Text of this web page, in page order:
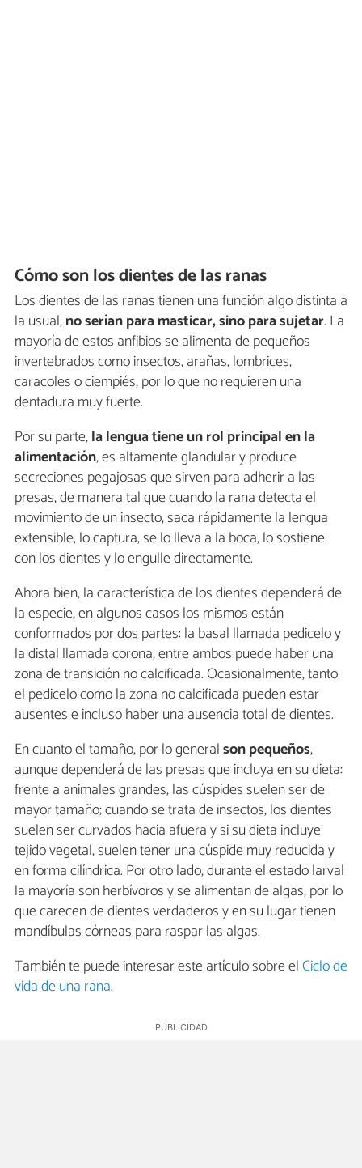
Cómo son los dientes de las ranas
Los dientes de las ranas tienen una función algo distinta a
la usual,no serían para masticar, sino para sujetar. La
mayoría de estos anfibios se alimenta de pequeños
invertebrados como insectos, arañas, lombrices,
caracoles o ciempiés, por lo que no requieren una
dentadura muy fuerte.
Por su parte,la lengua tiene un rol principal en la
alimentación, es altamente glandular y produce
secreciones pegajosas que sirven para adherir a las
presas, de manera tal que cuando la rana detecta el
movimiento de un insecto, saca rápidamente la lengua
extensible, lo captura, se lo lleva a la boca, lo sostiene
con los dientes y lo engulle directamente.
Ahora bien, la característica de los dientes dependerá de
la especie, en algunos casos los mismos están
conformados por dos partes: la basal llamada pedicelo y
la distal llamada corona, entre ambos puede haber una
zona de transición no calcificada. Ocasionalmente, tanto
el pedicelo como la zona no calcificada pueden estar
ausentes e incluso haber una ausencia total de dientes.
En cuanto el tamaño, por lo generalson pequeños,
aunque dependerá de las presas que incluya en su dieta:
frente a animales grandes, las cúspides suelen ser de
mayor tamaño; cuando se trata de insectos, los dientes
suelen ser curvados hacia afuera y si su dieta incluye
tejido vegetal, suelen tener una cúspide muy reducida y
en forma cilíndrica. Por otro lado, durante el estado larval
la mayoría son herbívoros y se alimentan de algas, por lo
que carecen de dientes verdaderos y en su lugar tienen
mandíbulas córneas para raspar las algas.
También te puede interesar este artículo sobre elCiclo de
vida de una rana.